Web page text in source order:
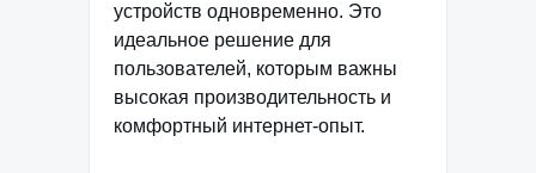
устройств одновременно. Это
идеальное решение для
пользователей, которым важны
высокая производительность и
комфортный интернет-опыт.